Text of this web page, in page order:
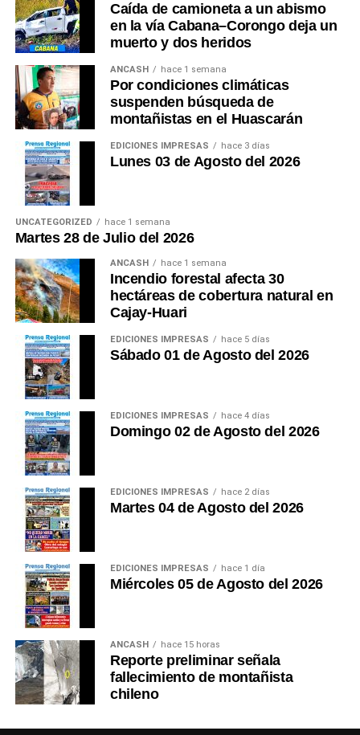
Caída de camioneta a un abismo
en la vía Cabana–Corongo deja un
muerto y dos heridos
ANCASH hace 1 semana
Por condiciones climáticas
suspenden búsqueda de
montañistas en el Huascarán
EDICIONES IMPRESAS hace 3 días
Lunes 03 de Agosto del 2026
UNCATEGORIZED hace 1 semana
Martes 28 de Julio del 2026
ANCASH hace 1 semana
Incendio forestal afecta 30
hectáreas de cobertura natural en
Cajay-Huari
EDICIONES IMPRESAS hace 5 días
Sábado 01 de Agosto del 2026
EDICIONES IMPRESAS hace 4 días
Domingo 02 de Agosto del 2026
EDICIONES IMPRESAS hace 2 días
Martes 04 de Agosto del 2026
EDICIONES IMPRESAS hace 1 día
Miércoles 05 de Agosto del 2026
ANCASH hace 15 horas
Reporte preliminar señala
fallecimiento de montañista
chileno